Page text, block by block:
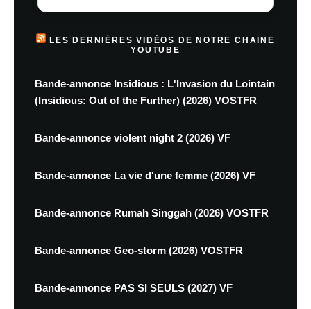
LES DERNIÈRES VIDÉOS DE NOTRE CHAINE
YOUTUBE
Bande-annonce Insidious : L'Invasion du Lointain
(Insidious: Out of the Further) (2026) VOSTFR
Bande-annonce violent night 2 (2026) VF
Bande-annonce La vie d'une femme (2026) VF
Bande-annonce Rumah Singgah (2026) VOSTFR
Bande-annonce Geo-storm (2026) VOSTFR
Bande-annonce PAS SI SEULS (2027) VF